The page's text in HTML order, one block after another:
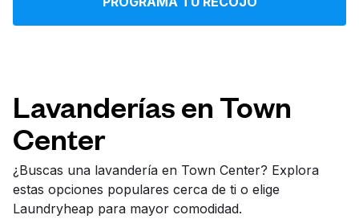
Síguenos en
Lavanderías en Town
Center
¿Buscas una lavandería en Town Center? Explora
estas opciones populares cerca de ti o elige
Laundryheap para mayor comodidad.